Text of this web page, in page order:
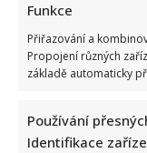
Funkce
Přiřazování a
Propojení různých
základě automaticky
Používání
Identifikace
Test znalostí staré
odhalí, kdo by se